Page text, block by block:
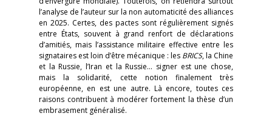
l’analyse de l’auteur sur la non automaticité des alliances
en 2025. Certes, des pactes sont régulièrement signés
entre États, souvent à grand renfort de déclarations
d’amitiés, mais l’assistance militaire effective entre les
signataires est loin d’être mécanique : les BRICS, la Chine
et la Russie, l’Iran et la Russie… signer est une chose,
mais la solidarité, cette notion finalement très
européenne, en est une autre. Là encore, toutes ces
raisons contribuent à modérer fortement la thèse d’un
embrasement généralisé.